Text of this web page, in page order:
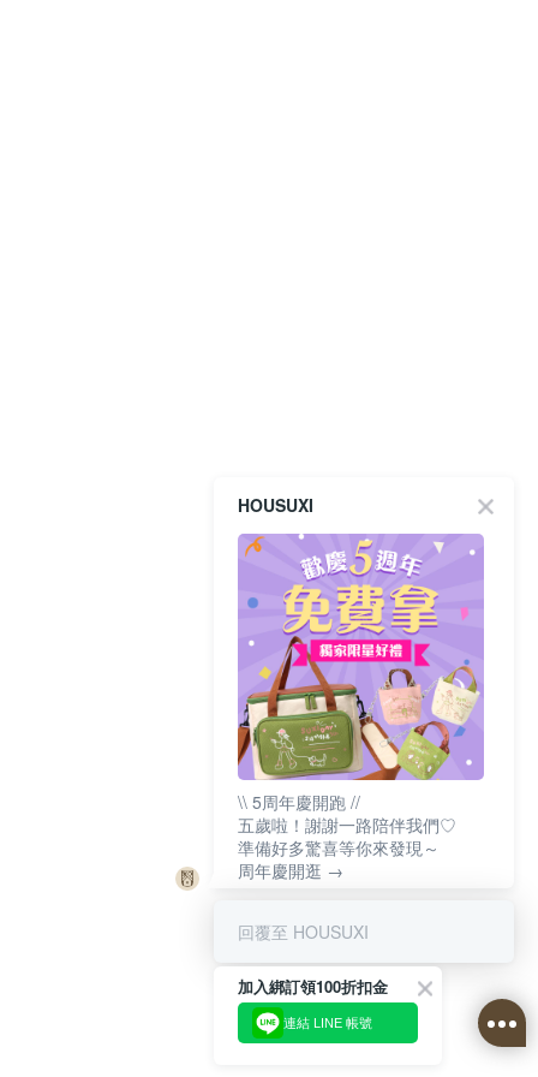
HOUSUXI
\\ 5周年慶開跑 //
五歲啦！謝謝一路陪伴我們♡
準備好多驚喜等你來發現～
周年慶開逛 →
回覆至 HOUSUXI
加入綁訂領100折扣金
連結 LINE 帳號